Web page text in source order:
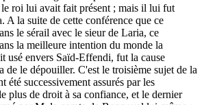
roi lui avait fait présent ; mais il lui fut
A la suite de cette conférence que ce
le sérail avec le sieur de Laria, ce
la meilleure intention du monde la
usé envers Saïd-Effendi, fut la cause
de le dépouiller. C'est le troisième sujet de la
été successivement assurés par les
plus de droit à sa confiance, et le dernier